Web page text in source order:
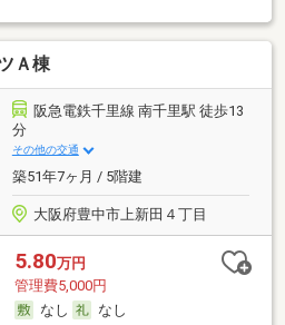
Ａ棟
阪急電鉄千里線 南千里駅 徒歩13
分
その他の交通
築51年7ヶ月 / 5階建
大阪府豊中市上新田４丁目
5.80万円
管理費5,000円
なし
なし